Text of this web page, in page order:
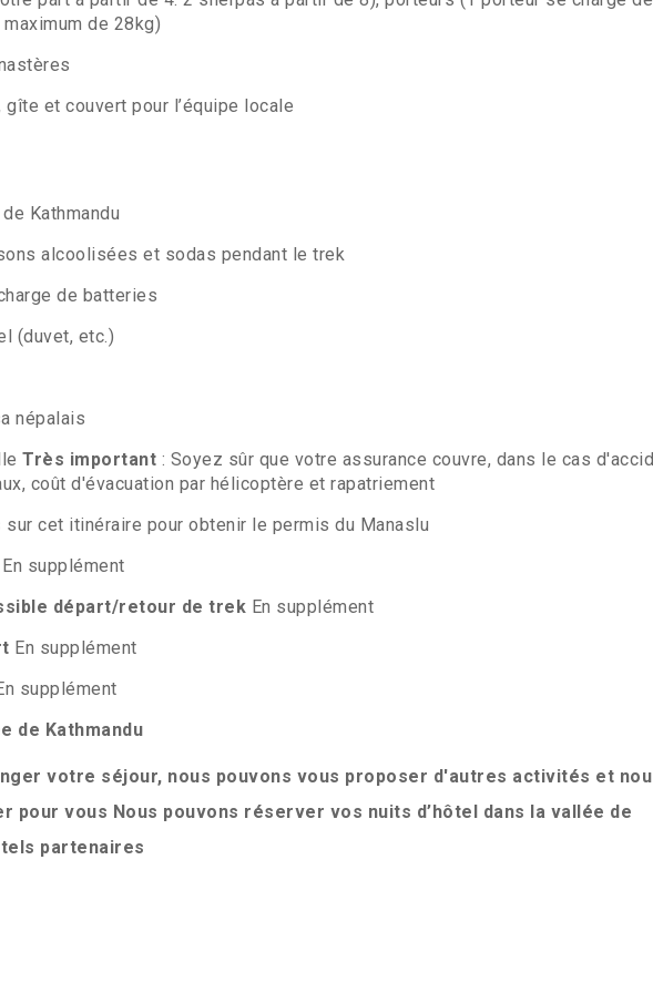
de 28kg)
et couvert pour l’équipe locale
Kathmandu
alcoolisées et sodas pendant le trek
de batteries
(duvet, etc.)
népalais
Très important : Soyez sûr que votre assurance couvre, dans le cas
coût d'évacuation par hélicoptère et rapatriement
sur cet itinéraire pour obtenir le permis du Manaslu
En supplément
départ/retour de trek En supplément
En supplément
supplément
de Kathmandu
votre séjour, nous pouvons vous proposer d'autres activités et
pour vous Nous pouvons réserver vos nuits d’hôtel dans la vallée de
partenaires